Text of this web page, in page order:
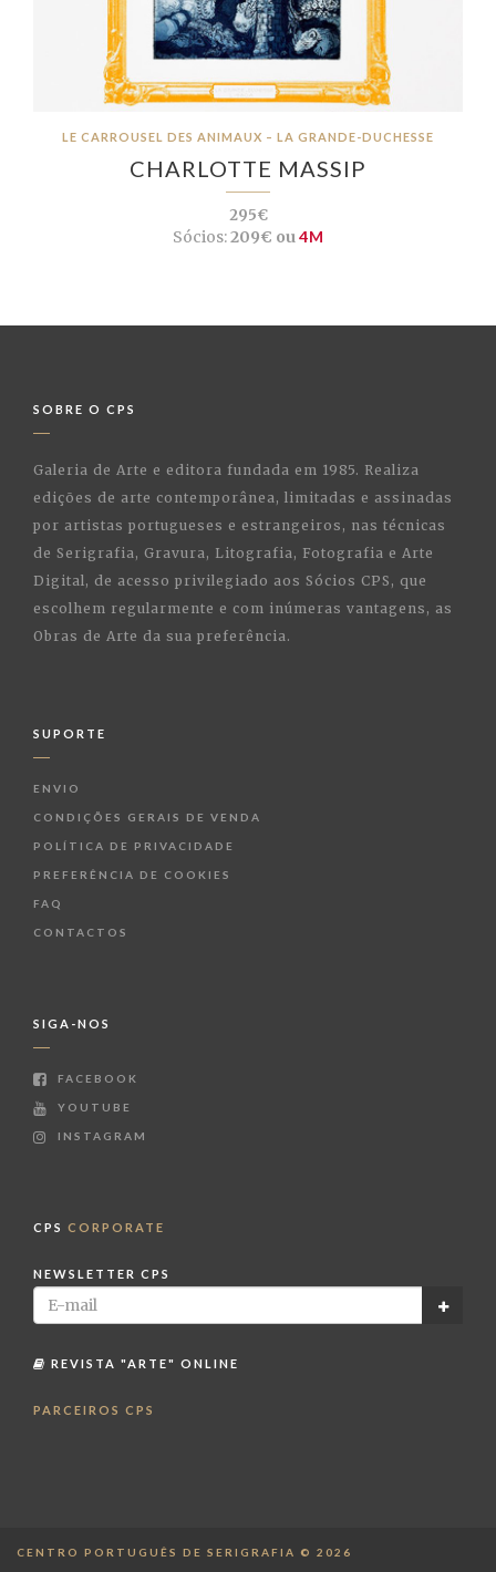
LE CARROUSEL DES ANIMAUX – LA GRANDE-DUCHESSE
CHARLOTTE MASSIP
295€
Sócios:209€ ou4M
SOBRE O CPS
Galeria de Arte e editora fundada em 1985. Realiza
edições de arte contemporânea, limitadas e assinadas
por artistas portugueses e estrangeiros, nas técnicas
de Serigrafia, Gravura, Litografia, Fotografia e Arte
Digital, de acesso privilegiado aos Sócios CPS, que
escolhem regularmente e com inúmeras vantagens, as
Obras de Arte da sua preferência.
SUPORTE
ENVIO
CONDIÇÕES GERAIS DE VENDA
POLÍTICA DE PRIVACIDADE
PREFERÊNCIA DE COOKIES
FAQ
CONTACTOS
SIGA-NOS
FACEBOOK
YOUTUBE
INSTAGRAM
CPS CORPORATE
NEWSLETTER CPS
REVISTA "ARTE" ONLINE
PARCEIROS CPS
CENTRO PORTUGUÊS DE SERIGRAFIA © 2026